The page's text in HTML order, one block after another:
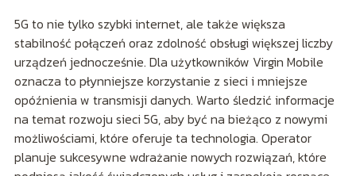
5G to nie tylko szybki internet, ale także większa
stabilność połączeń oraz zdolność obsługi większej liczby
urządzeń jednocześnie. Dla użytkowników Virgin Mobile
oznacza to płynniejsze korzystanie z sieci i mniejsze
opóźnienia w transmisji danych. Warto śledzić informacje
na temat rozwoju sieci 5G, aby być na bieżąco z nowymi
możliwościami, które oferuje ta technologia. Operator
planuje sukcesywne wdrażanie nowych rozwiązań, które